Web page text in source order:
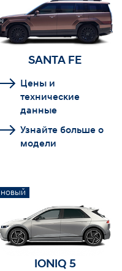
SANTA FE
Цены и
технические
данные
Узнайте больше о
модели
НОВЫЙ
IONIQ 5